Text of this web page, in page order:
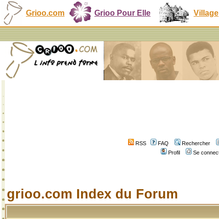
Grioo.com Grioo Pour Elle Village
RSS FAQ
Rechercher
Profil
Se
grioo.com Index du Forum